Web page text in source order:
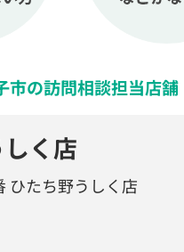
市の訪問相談担当店舗
く店